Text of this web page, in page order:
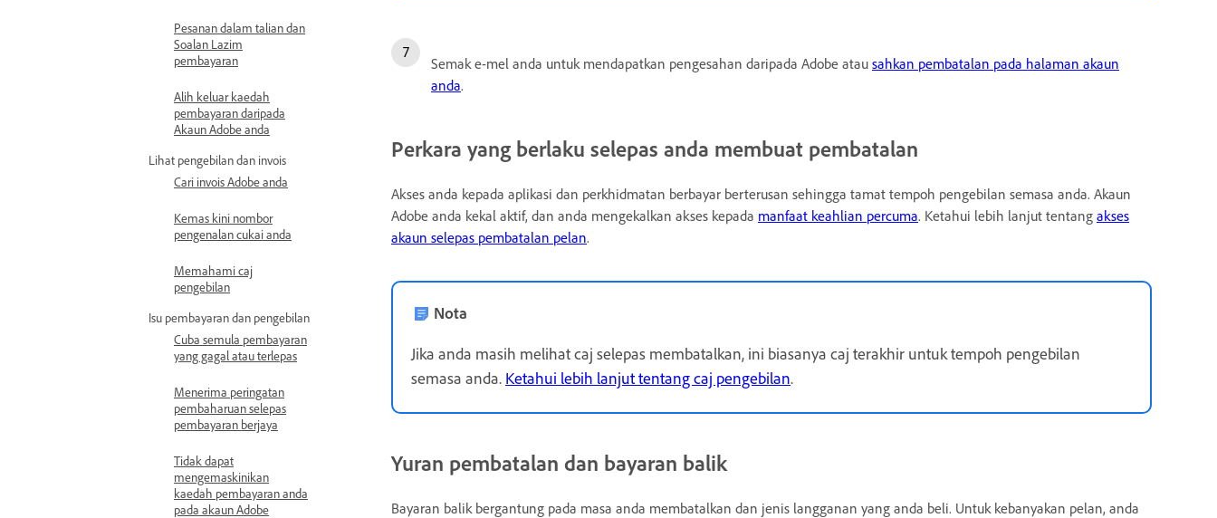
Pesanan dalam talian dan
Soalan Lazim
pembayaran
Alih keluar kaedah
pembayaran daripada
Akaun Adobe anda
Lihat pengebilan dan invois
Cari invois Adobe anda
Kemas kini nombor
pengenalan cukai anda
Memahami caj
pengebilan
Isu pembayaran dan pengebilan
Cuba semula pembayaran
yang gagal atau terlepas
Menerima peringatan
pembaharuan selepas
pembayaran berjaya
Tidak dapat
mengemaskinikan
kaedah pembayaran anda
pada akaun Adobe
Semak e-mel anda untuk mendapatkan pengesahan daripada Adobe atau sahkan pembatalan pada halaman akaun
anda.
Perkara yang berlaku selepas anda membuat pembatalan
Akses anda kepada aplikasi dan perkhidmatan berbayar berterusan sehingga tamat tempoh pengebilan semasa anda. Akaun
Adobe anda kekal aktif, dan anda mengekalkan akses kepada manfaat keahlian percuma. Ketahui lebih lanjut tentang akses
akaun selepas pembatalan pelan.
Nota
Jika anda masih melihat caj selepas membatalkan, ini biasanya caj terakhir untuk tempoh pengebilan
semasa anda. Ketahui lebih lanjut tentang caj pengebilan.
Yuran pembatalan dan bayaran balik
Bayaran balik bergantung pada masa anda membatalkan dan jenis langganan yang anda beli. Untuk kebanyakan pelan, anda